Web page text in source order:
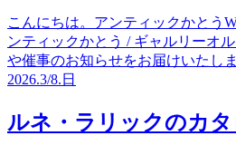
こんにちは。アンティックかとう
ンティックかとう / ギャルリーオ
や催事のお知らせをお届けいたし
2026.3/8. 日
ルネ・ラリックのカ